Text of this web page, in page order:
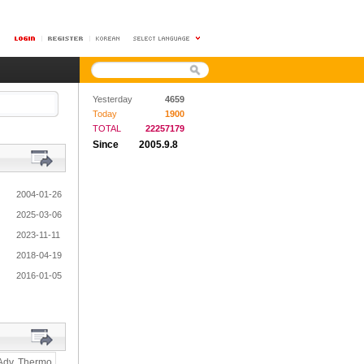
2004-01-26
2025-03-06
2023-11-11
2018-04-19
2016-01-05
Yesterday
4659
Today
1900
TOTAL
22257179
Since 2005.9.8